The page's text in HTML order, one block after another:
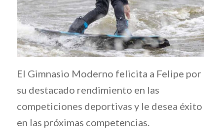
El Gimnasio Moderno felicita a Felipe por
su destacado rendimiento en las
competiciones deportivas y le desea éxito
en las próximas competencias.